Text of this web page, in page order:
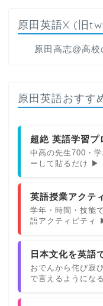
原田英語X (旧
原田高志@高
原田英語おすす
超絶 英語学習プ
中高の先生700・
ーして貼るだけ ▶
英語授業アクテ
学年・時間・技能
語アクティビティ
日本文化を英語
おでんから侘び寂
で言えるようにな